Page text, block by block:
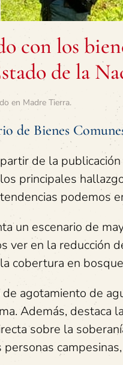
con los
de la
en Madre Tierra.
de Bienes
partir de la
los principales
tendencias podemos
un escenario de
ver en la reducción
cobertura en
de agotamiento de
Además, destaca
sobre la